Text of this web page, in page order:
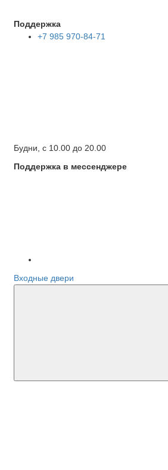
Поддержка
+7 985 970-84-71
Будни, с 10.00 до 20.00
Поддержка в мессенджере
Входные двери